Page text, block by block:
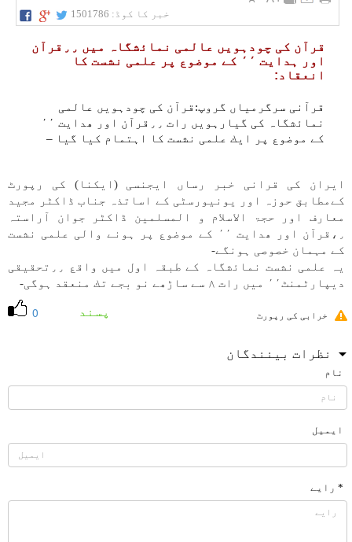
خبر کا کوڈ: 1501786
قرآن كی چودہویں عالمی نماﺋشگاہ میں ٫٫قرآن
اور ہدايت ٬٬ كے موضوع پر علمی نشست كا
انعقاد:
قرآنی سرگرمياں گروپ:قرآن كی چودہویں عالمی
نماﺋشگاہ كی گيارہویں رات ٫٫قرآن اور ھدايت ٬٬
كے موضوع پر ايك علمی نشست كا اہتمام كيا گيا –
ايران كی قرانی خبر رساں ايجنسی (ايكنا) كی رپورٹ
كےمطابق حوزہ اور يونيورسٹی كے اساتذہ جناب ڈاكٹر مجيد
معارف اور حجۃ الاسلام و المسلمين ڈاكٹر جوان آراستہ
٫،قرآن اور ھدايت ٬٬ كے موضوع پر ہونے والی علمی نشست
كے مہمان خصوصی ہونگے-
یہ علمی نشست نماﺋشگاہ كے طبقہ اول میں واقع ٫٫تحقيقی
ديپارٹمنٹ٬٬ میں رات ۸ سے ساڑھے نو بجے تك منعقد ہوگی-
0 پسند خرابی کی رپورٹ
نظرات بینندگان
نام
ایمیل
* رایے